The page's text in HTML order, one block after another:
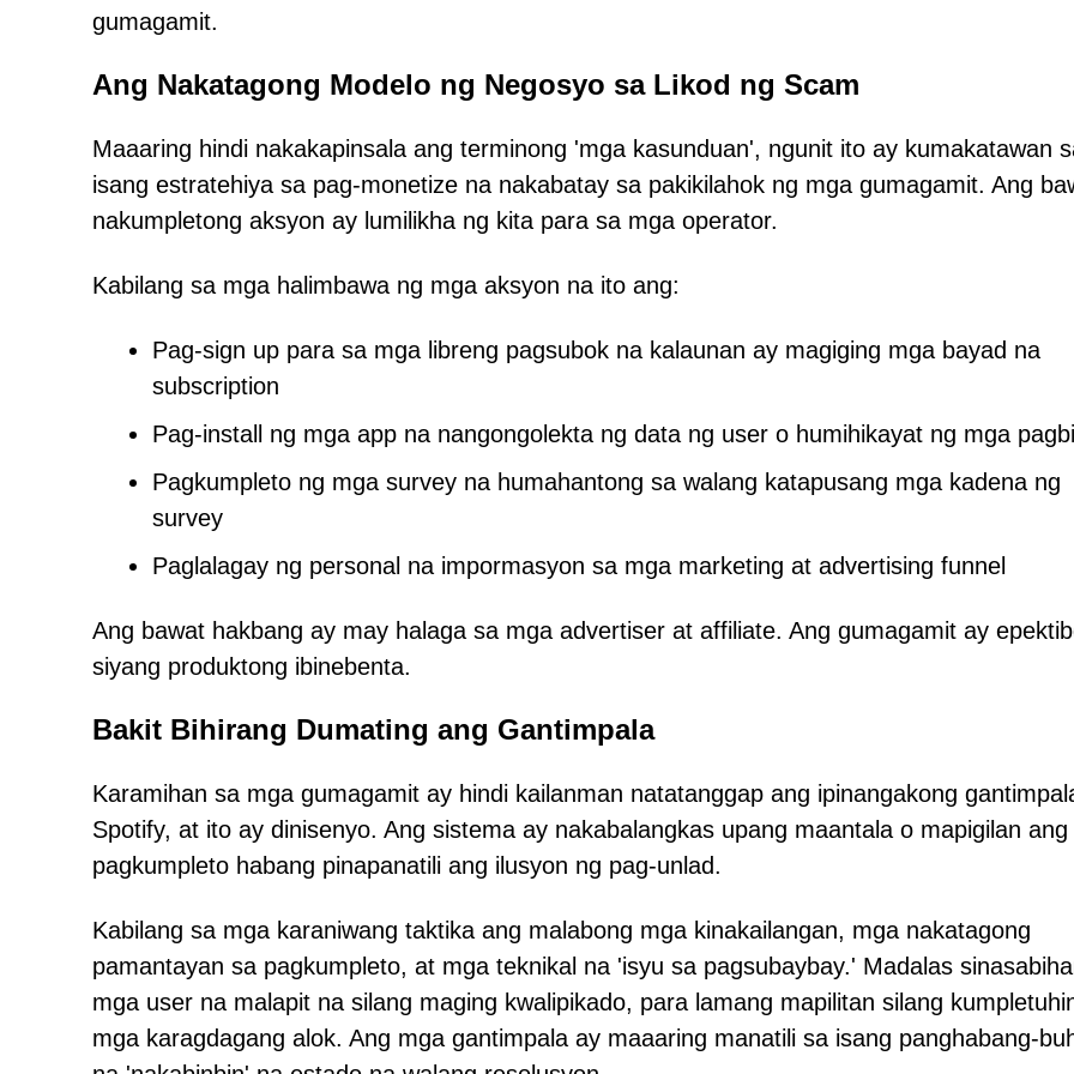
gumagamit.
Ang Nakatagong Modelo ng Negosyo sa Likod ng Scam
Maaaring hindi nakakapinsala ang terminong 'mga kasunduan', ngunit ito ay kumakatawan
isang estratehiya sa pag-monetize na nakabatay sa pakikilahok ng mga gumagamit. Ang
nakumpletong aksyon ay lumilikha ng kita para sa mga operator.
Kabilang sa mga halimbawa ng mga aksyon na ito ang:
Pag-sign up para sa mga libreng pagsubok na kalaunan ay magiging mga bayad na
subscription
Pag-install ng mga app na nangongolekta ng data ng user o humihikayat ng mga
Pagkumpleto ng mga survey na humahantong sa walang katapusang mga kadena ng
survey
Paglalagay ng personal na impormasyon sa mga marketing at advertising funnel
Ang bawat hakbang ay may halaga sa mga advertiser at affiliate. Ang gumagamit ay
siyang produktong ibinebenta.
Bakit Bihirang Dumating ang Gantimpala
Karamihan sa mga gumagamit ay hindi kailanman natatanggap ang ipinangakong
Spotify, at ito ay dinisenyo. Ang sistema ay nakabalangkas upang maantala o mapigilan ang
pagkumpleto habang pinapanatili ang ilusyon ng pag-unlad.
Kabilang sa mga karaniwang taktika ang malabong mga kinakailangan, mga nakatagong
pamantayan sa pagkumpleto, at mga teknikal na 'isyu sa pagsubaybay.' Madalas
mga user na malapit na silang maging kwalipikado, para lamang mapilitan silang
mga karagdagang alok. Ang mga gantimpala ay maaaring manatili sa isang panghabang-